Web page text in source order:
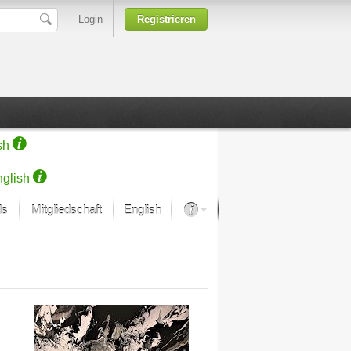
Login Registrieren
Mitgliedschaft English
Kunsthäuser